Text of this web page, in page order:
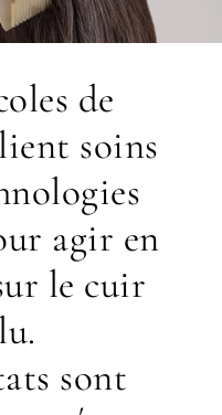
de
soins
agir en
le cuir
sont